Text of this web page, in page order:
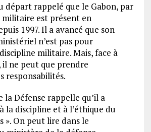
départ rappelé que le Gabon, par
est présent en
1997. Il a avancé que son
n’est pas pour
militaire. Mais, face à
ne peut que prendre
responsabilités.
la Défense rappelle qu’il a
la discipline et à l’éthique du
». On peut lire dans le